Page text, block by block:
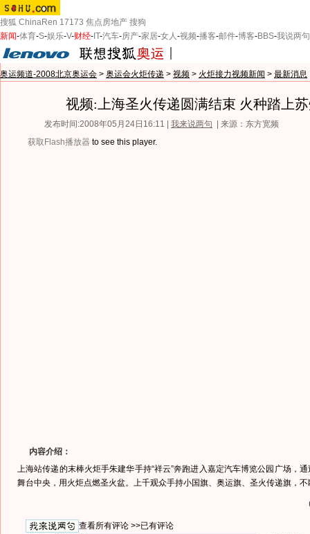
搜狐 ChinaRen 17173 焦点房地产 搜狗
新闻-体育-S-娱乐-V-财经- IT-汽车-房产-家居-女人-视频-播客-邮件-博客-BBS-我说两句
奥运频道-2008北京奥运会 > 奥运会火炬传递 > 视频 > 火炬接力视频新闻 > 最新消息
视频:上海圣火传递圆满结束 火种踏上
发布时间:2008年05月24日16:11 | 我来说两句
| 来源：东方宽频
获取Flash播放器 to see this player.
内容介绍：
上海站传递的末棒火炬手朱建华手持“祥云”奔跑进入嘉定汽车博览公园广场，
舞台中央，用火炬点燃圣火盆。上千观众手持小国旗、奥运旗、圣火传递旗，
查看所有评论 >>已有评论